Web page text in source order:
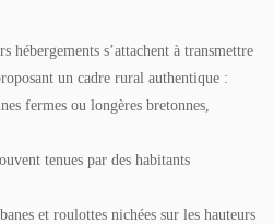
hébergements s’attachent à transmettre
un cadre rural authentique :
fermes ou longères bretonnes,
tenues par des habitants
et roulottes nichées sur les hauteurs